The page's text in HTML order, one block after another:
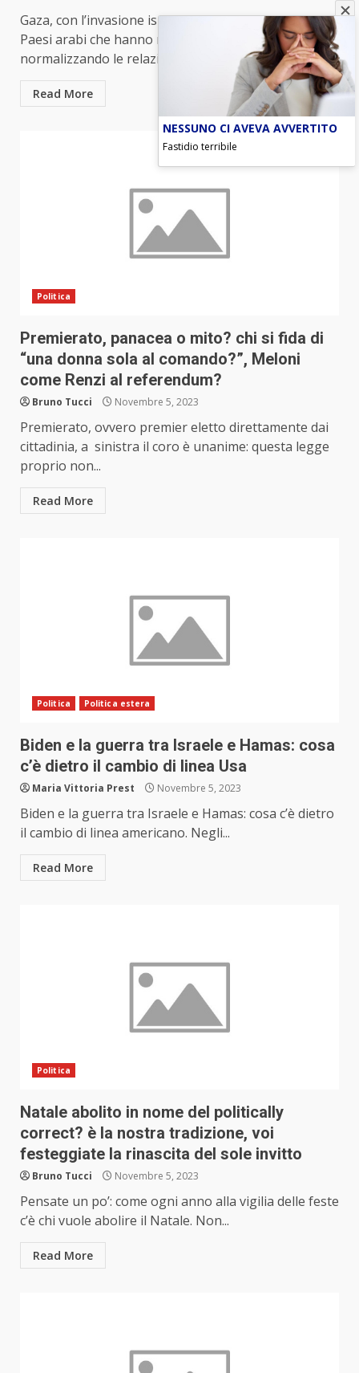
Gaza, con l’invasione israeliana sale l’opposizione nei
Paesi arabi che hanno normalizzato o stanno
normalizzando le relazioni...
Read More
Politica
Premierato, panacea o mito? chi si fida di
“una donna sola al comando?”, Meloni
come Renzi al referendum?
Bruno Tucci Novembre 5, 2023
Premierato, ovvero premier eletto direttamente dai
cittadinia, a sinistra il coro è unanime: questa legge
proprio non...
Read More
Politica Politica estera
Biden e la guerra tra Israele e Hamas: cosa
c’è dietro il cambio di linea Usa
Maria Vittoria Prest Novembre 5, 2023
Biden e la guerra tra Israele e Hamas: cosa c’è dietro
il cambio di linea americano. Negli...
Read More
Politica
Natale abolito in nome del politically
correct? è la nostra tradizione, voi
festeggiate la rinascita del sole invitto
Bruno Tucci Novembre 5, 2023
Pensate un po’: come ogni anno alla vigilia delle feste
c’è chi vuole abolire il Natale. Non...
Read More
NESSUNO CI AVEVA AVVERTITO
Fastidio terribile